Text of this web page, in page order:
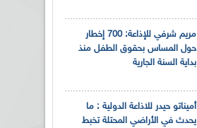
مريم شرفي للإذاعة: 700 إخطار
حول المساس بحقوق الطفل منذ
بداية السنة الجارية
أميناتو حيدر للاذاعة الدولية : ما
يحدث في الأراضي المحتلة تخبط